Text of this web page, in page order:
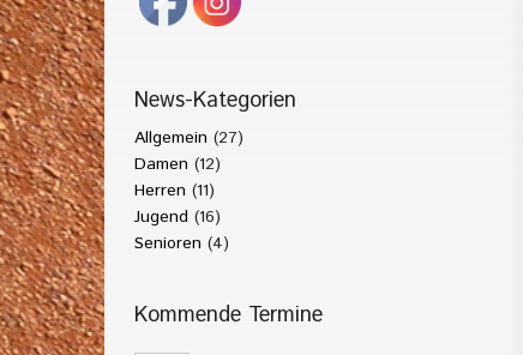
News-Kategorien
Allgemein (27)
Damen (12)
Herren (11)
Jugend (16)
Senioren (4)
Kommende Termine